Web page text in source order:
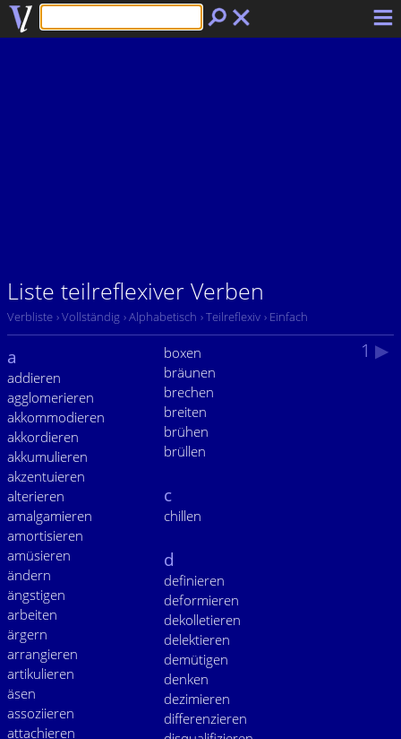
Liste teilreflexiver Verben
Verbliste › Vollständig › Alphabetisch › Teilreflexiv › Einfach
1 ▶
a
addieren
agglomerieren
akkommodieren
akkordieren
akkumulieren
akzentuieren
alterieren
amalgamieren
amortisieren
amüsieren
ändern
ängstigen
arbeiten
ärgern
arrangieren
artikulieren
äsen
assoziieren
attachieren
boxen
bräunen
brechen
breiten
brühen
brüllen
c
chillen
d
definieren
deformieren
dekolletieren
delektieren
demütigen
denken
dezimieren
differenzieren